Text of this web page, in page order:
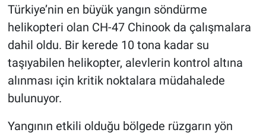
Türkiye’nin en büyük yangın söndürme
helikopteri olan CH-47 Chinook da çalışmalara
dahil oldu. Bir kerede 10 tona kadar su
taşıyabilen helikopter, alevlerin kontrol altına
alınması için kritik noktalara müdahalede
bulunuyor.
Yangının etkili olduğu bölgede rüzgarın yön
SPOR
MAGAZİN
Bilim, Teknoloji